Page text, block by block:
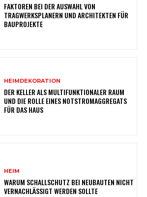
FAKTOREN BEI DER AUSWAHL VON
TRAGWERKSPLANERN UND ARCHITEKTEN FÜR
BAUPROJEKTE
HEIMDEKORATION
DER KELLER ALS MULTIFUNKTIONALER RAUM
UND DIE ROLLE EINES NOTSTROMAGGREGATS
FÜR DAS HAUS
HEIM
WARUM SCHALLSCHUTZ BEI NEUBAUTEN NICHT
VERNACHLÄSSIGT WERDEN SOLLTE